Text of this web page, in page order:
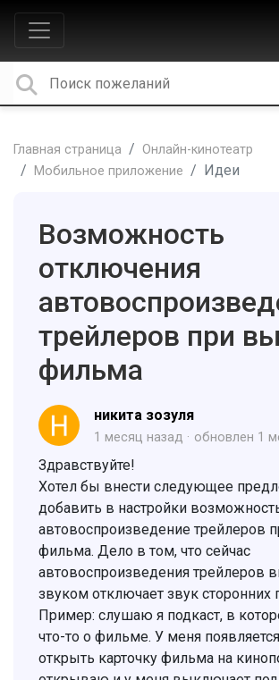
Главная страница
Онлайн-кинотеатр
Мобильное приложение
Идеи
Возможность
отключения
трейлеров при
фильма
никита зозуля
1 месяц назад обновлен 1
Здравствуйте!
Хотел бы внести следующее
добавить в настройки
автовоспроизведение трейлеров
фильма. Дело в том, что сейчас
автовоспроизведения трейлеров
звуком отключает звук сторонних
Пример: слушаю я подкаст, в
что-то о фильме. У меня
открыть карточку фильма на